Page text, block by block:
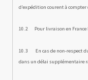
d’expédition courent à
10.2 Pour livraison en France
10.3 En cas de non-respect du
dans un délai supplémentaire